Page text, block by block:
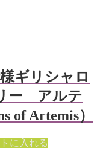
ギリシャロ
ー アルテ
of Artemis）
に入れる